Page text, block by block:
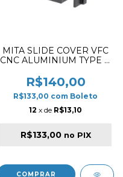
MITA SLIDE COVER VFC
CNC ALUMINIUM TYPE B
R$140,00
R$133,00 com Boleto
12 x de R$13,10
R$133,00 no PIX